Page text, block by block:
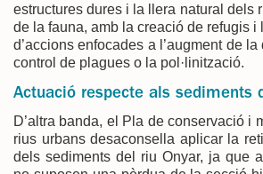
estructures dures i la llera natural dels
de la fauna, amb la creació de refugis i
d’accions enfocades a l’augment de la
control de plagues o la pol·linització.
Actuació respecte als sediments
D’altra banda, el Pla de conservació i
rius urbans desaconsella aplicar la
dels sediments del riu Onyar, ja que